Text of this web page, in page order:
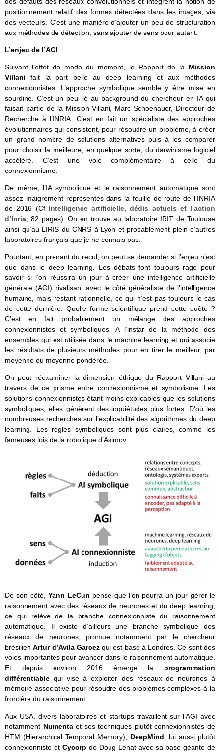
positionnement relatif des formes détectées dans les images, via
des vecteurs. C’est une manière d’ajouter un peu de structuration
aux méthodes de détection, sans ajouter de sens pour autant.
L’enjeu de l’AGI
Suivant l’effet de mode du moment, le Rapport de la Mission
Villanifait la part belle au deep learning et aux méthodes
connexionnistes. L’approche symbolique semble y être mise en
sourdine. C’est un peu lié au background du chercheur en IA qui
faisait partie de la Mission Villani, Marc Schoenauer, Directeur de
Recherche à l’INRIA. C’est en fait un spécialiste des approches
évolutionnaires qui consistent, pour résoudre un problème, à créer
un grand nombre de solutions alternatives puis à les comparer
pour choisir la meilleure, en quelque sorte, du darwinisme logiciel
accéléré. C’est une voie complémentaire à celle du
connexionnisme.
De même, l’IA symbolique et le raisonnement automatique sont
assez maigrement représentés dans la feuille de route de l’INRIA
de 2016 (Cf Intelligence artificielle, dédis actuels et l’action
d’Inria, 82 pages). On en trouve au laboratoire IRIT de Toulouse
ainsi qu’au LIRIS du CNRS à Lyon et probablement plein d’autres
laboratoires français que je ne connais pas.
Pourtant, en prenant du recul, on peut se demander si l’enjeu n’est
que dans le deep learning. Les débats font toujours rage pour
savoir si l’on réussira un jour à créer une intelligence artificielle
générale (AGI) rivalisant avec le côté généraliste de l’intelligence
humaine, mais restant rationnelle, ce qui n’est pas toujours le cas
de cette dernière. Quelle forme scientifique prend cette quête ?
C’est en fait probablement un mélange des approches
connexionnistes et symboliques. A l’instar de la méthode des
ensembles qui est utilisée dans le machine learning et qui associe
les résultats de plusieurs méthodes pour en tirer le meilleur, par
moyenne ou moyenne pondérée.
On peut réexaminer la dimension éthique du Rapport Villani au
travers de ce prisme entre connexionnisme et symbolisme. Les
solutions connexionnistes étant moins explicables que les solutions
symboliques, elles génèrent des inquiétudes plus fortes. D’où les
nombreuses recherches sur l’explicabilité des algorithmes du deep
learning. Les règles symboliques sont plus claires, comme les
fameuses lois de la robotique d’Asimov.
De son côté,Yann LeCun pense que l’on pourra un jour gérer le
raisonnement avec des réseaux de neurones et du deep learning,
ce qui relève de la branche connexionniste du raisonnement
automatique. Il existe d’ailleurs une branche symbolique des
réseaux de neurones, promue notamment par le chercheur
brésilienArtur d’Avila Garcezqui est basé à Londres. Ce sont des
voies importantes pour avancer dans le raisonnement automatique.
Et depuis environ 2016 émerge la programmation
différentiable qui vise à exploiter des réseaux de neurones à
mémoire associative pour résoudre des problèmes complexes à la
frontière du raisonnement.
Aux USA, divers laboratoires et startups travaillent sur l’AGI avec
notamment Numentaet ses techniques plutôt connexionnistes de
HTM (Hierarchical Temporal Memory), DeepMind, lui aussi plutôt
connexionniste et Cycorp de Doug Lenat avec sa base géante de